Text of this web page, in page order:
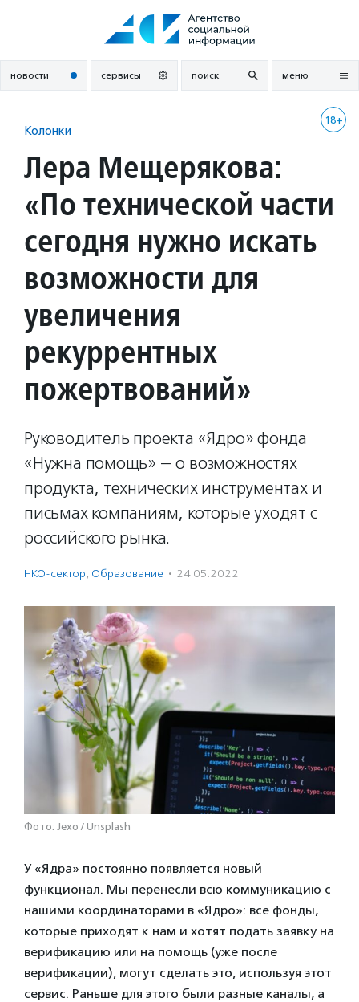
новости сервисы поиск меню
18+
Колонки
Лера Мещерякова:
«По технической части
сегодня нужно искать
возможности для
увеличения
рекуррентных
пожертвований»
Руководитель проекта «Ядро» фонда
«Нужна помощь» — о возможностях
продукта, технических инструментах и
письмах компаниям, которые уходят с
российского рынка.
НКО-сектор, Образование · 24.05.2022
Фото: Jexo / Unsplash
У «Ядра» постоянно появляется новый
функционал. Мы перенесли всю коммуникацию с
нашими координаторами в «Ядро»: все фонды,
которые приходят к нам и хотят подать заявку на
верификацию или на помощь (уже после
верификации), могут сделать это, используя этот
сервис. Раньше для этого были разные каналы, а